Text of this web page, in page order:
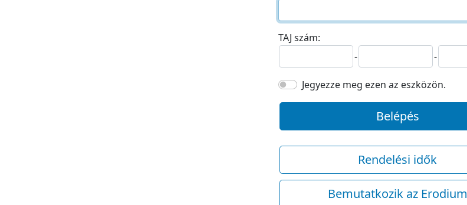
TAJ szám:
-
-
Jegyezze meg ezen az eszközön.
Belépés
Rendelési idők
Bemutatkozik az Erodium